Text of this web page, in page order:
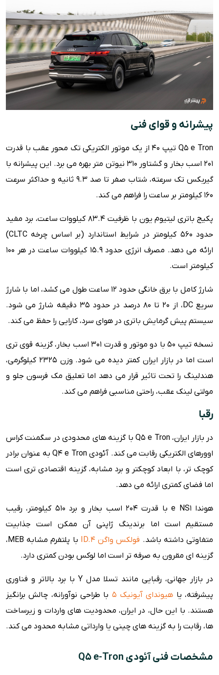
پیشرانه و قوای فنی
Q5 e Tron تیپ 40 از یک موتور الکتریکی تک محور عقب با قدرت
201 اسب بخار و گشتاور 310 نیوتن متر بهره می برد. این پیشرانه با
گیربکس تک سرعته، شتاب صفر تا صد 9.3 ثانیه و حداکثر سرعت
160 کیلومتر بر ساعت را فراهم می کند.
پکیج باتری لیتیوم یون با ظرفیت 83.4 کیلووات ساعت، برد مفید
حدود 560 کیلومتر در شرایط استاندارد (بر اساس چرخه CLTC)
ارائه می دهد. مصرف انرژی حدود 15.9 کیلووات ساعت در هر 100
کیلومتر است.
شارژ کامل با برق خانگی حدود 12 ساعت طول می کشد، اما با شارژ
سریع DC، از 20 تا 80 درصد در حدود 35 دقیقه شارژ می شود.
سیستم پیش گرمایش باتری در هوای سرد، کارایی را حفظ می کند.
نسخه تیپ 50 با دو موتور و قدرت 301 اسب بخار، گزینه قوی تری
است اما در بازار ایران کمتر دیده می شود. وزن 2325 کیلوگرمی،
هندلینگ را تحت تاثیر قرار می دهد اما تعلیق مک فرسون جلو و
مولتی لینک عقب، راحتی مناسبی فراهم می کند.
رقبا
در بازار ایران، Q5 e Tron با گزینه های محدودی در سگمنت کراس
اوورهای الکتریکی رقابت می کند. آئودی Q4 e Tron به عنوان برادر
کوچک تر، با ابعاد کوچکتر و برد مشابه، گزینه اقتصادی تری است
اما فضای کمتری ارائه می دهد.
هوندا e NS1 با قدرت 204 اسب بخار و برد 510 کیلومتر، رقیب
مستقیم است اما برندینگ ژاپنی آن ممکن است جذابیت
متفاوتی داشته باشد. فولکس واگن ID.4
با پلتفرم مشابه MEB،
گزینه ای مقرون به صرفه تر است اما لوکس بودن کمتری دارد.
در بازار جهانی، رقبایی مانند تسلا مدل Y با برد بالاتر و فناوری
پیشرفته، یا هیوندای آیونیک 5
با طراحی نوآورانه، چالش برانگیز
هستند. با این حال، در ایران، محدودیت های واردات و زیرساخت
ها، رقابت را به گزینه های چینی یا وارداتی مشابه محدود می کند.
مشخصات فنی آئودی Q5 e-Tron